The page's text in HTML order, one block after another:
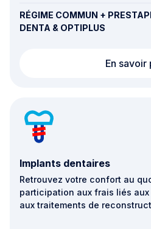
RÉGIME COMMUN +
DENTA & OPTIPLUS
En savoir
Implants dentaires
Retrouvez votre confort au
participation aux frais liés
aux traitements de